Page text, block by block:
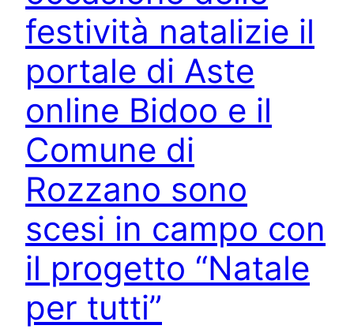
festività natalizie il
portale di Aste
online Bidoo e il
Comune di
Rozzano sono
scesi in campo con
il progetto “Natale
per tutti”